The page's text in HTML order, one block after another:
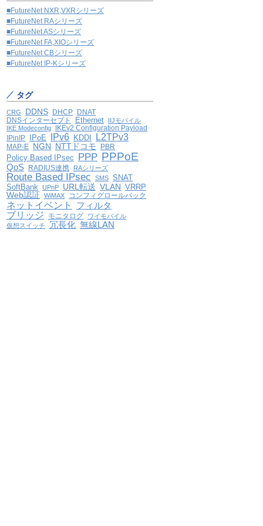
■FutureNet NXR,VXRシリーズ
■FutureNet RAシリーズ
■FutureNet ASシリーズ
■FutureNet FA,XIOシリーズ
■FutureNet CBシリーズ
■FutureNet IP-Kシリーズ
タグ
CRG DDNS DHCP DNAT
DNSインターセプト Ethernet
IIJモバイル
IKE Modeconfig
IKEv2 Configuration Payload
IPinIP
IPoE IPv6 KDDI L2TPv3
MAP-E NGN NTTドコモ PBR
Policy Based IPsec PPP PPPoE
QoS RADIUS連携 RAシリーズ
Route Based IPsec SMS SNAT
SoftBank UPnP URL転送 VLAN VRRP
Web認証
WiMAX コンフィグロールバック
ネットイベント
フィルタ
ブリッジ
モニタログ
ワイモバイル
仮想スイッチ
冗長化 無線LAN